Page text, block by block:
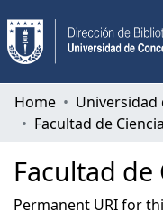
Communities &
Home
Facultad de
Permanent URI for